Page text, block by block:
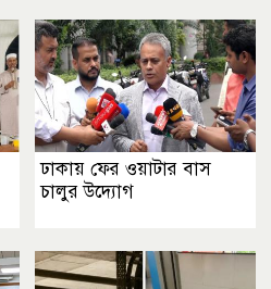
ঢাকায় ফের ওয়াটার বাস
চালুর উদ্যোগ